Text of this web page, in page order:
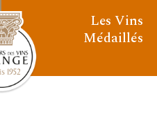
Les Vins
Médaillés